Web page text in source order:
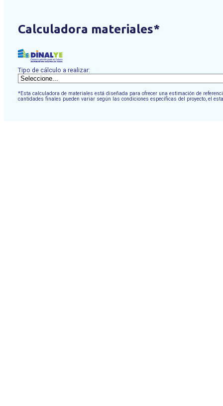
Calculadora materiales*
Tipo de cálculo a realizar:
*Esta calculadora de materiales está diseñada para ofrecer una estimación de
cantidades finales pueden variar según las condiciones específicas del proyecto, el